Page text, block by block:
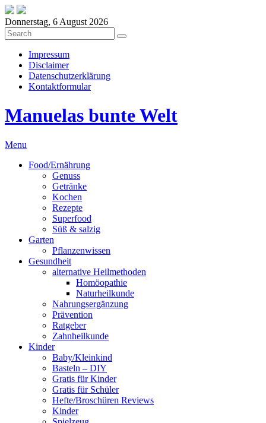
Donnerstag, 6 August 2026
Impressum
Disclaimer
Datenschutzerklärung
Kontaktformular
Manuelas bunte Welt
Menu
Food/Ernährung
Genuss
Getränke
Kochen
Rezepte
Superfood
Süß & salzig
Garten
Pflanzenwissen
Gesundheit
alternative Heilmethoden
Homöopathie
Naturheilkunde
Nahrungsergänzung
Prävention
Ratgeber
Zahnheilkunde
Kinder
Baby/Kleinkind
Basteln – DIY
Gratis für Kinder
Gratis für Schüler
Hefte/Broschüren Reviews
Kinder